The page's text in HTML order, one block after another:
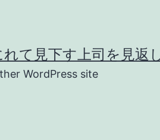
て見下す上司を見
WordPress site